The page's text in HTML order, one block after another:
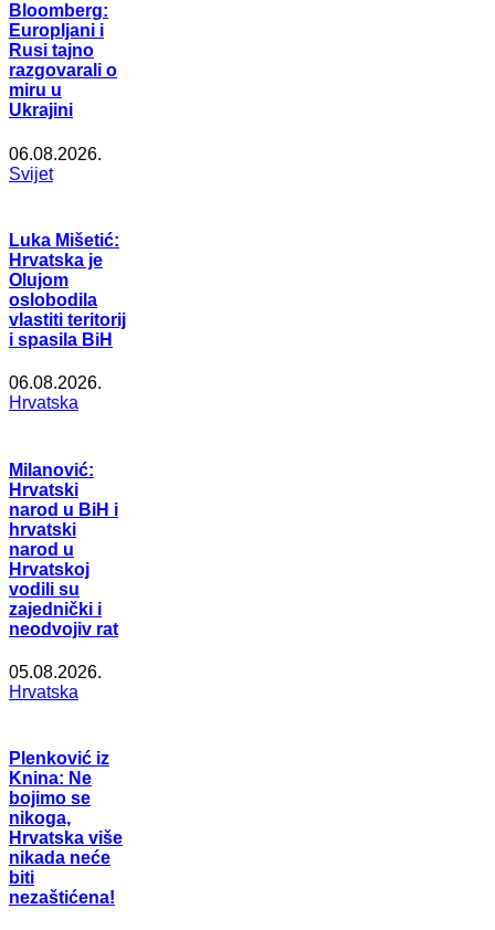
Bloomberg:
Europljani i
Rusi tajno
razgovarali o
miru u
Ukrajini
06.08.2026.
Svijet
Luka Mišetić:
Hrvatska je
Olujom
oslobodila
vlastiti teritorij
i spasila BiH
06.08.2026.
Hrvatska
Milanović:
Hrvatski
narod u BiH i
hrvatski
narod u
Hrvatskoj
vodili su
zajednički i
neodvojiv rat
05.08.2026.
Hrvatska
Plenković iz
Knina: Ne
bojimo se
nikoga,
Hrvatska više
nikada neće
biti
nezaštićena!